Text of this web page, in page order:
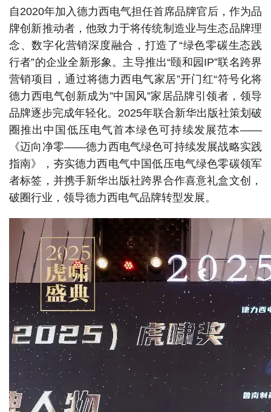
自2020年加入德力西电气担任首席品牌官后，作为品
牌创新推动者，他致力于将传统制造业与生态品牌理
念、数字化营销深度融合，打造了“绿色零碳生态践
行者”的企业全新形象。主导推出“颐和园IP”联名跨界
营销项目，通过将德力西电气家居”开门红“符号化将
德力西电气创新成为”中国风”家居品牌引领者，领导
品牌逐步完成年轻化。2025年联合新华出版社策划破
圈推出中国低压电气首本绿色可持续发展范本——
《迈向净零——德力西电气绿色可持续发展战略实践
指南》，夯实德力西电气中国低压电气绿色零碳领军
者标签，并携手新华出版社跨界合作喜意礼盒文创，
破圈行业，领导德力西电气品牌转型发展。